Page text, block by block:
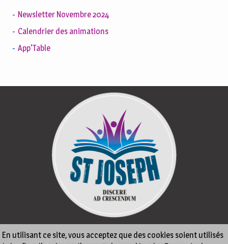
En utilisant ce site, vous acceptez que des cookies soient utilisés
Newsletter Novembre 2024
Calendrier des animations
App'Table
Copyright 2018-2026 Établissement Saint-Joseph - Mentions légales